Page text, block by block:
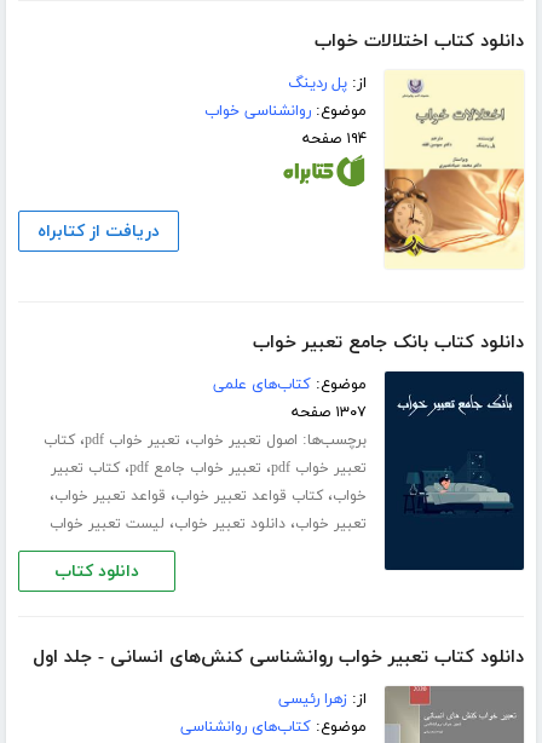
دانلود کتاب اختلالات خواب
از:پل ردینگ
موضوع:روانشناسی خواب
۱۹۴ صفحه
دریافت از کتابراه
دانلود کتاب بانک جامع تعبیر خواب
موضوع:کتاب‌های علمی
۱۳۰۷ صفحه
برچسب‌ها: اصول تعبیر خواب، تعبیر خواب pdf ،کتاب
تعبیر خواب pdf
، تعبیر خواب جامع pdf ،کتاب تعبیر
خواب،کتاب قواعد تعبیر خواب، قواعد تعبیر خواب،
تعبیر خواب،دانلود تعبیر خواب، لیست تعبیر خواب
دانلود کتاب
دانلود کتاب تعبیر خواب روانشناسی کنش‌های انسانی - جلد اول
از:زهرا رئیسی
موضوع:کتاب‌های روانشناسی